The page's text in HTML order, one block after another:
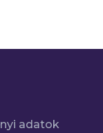
adatok